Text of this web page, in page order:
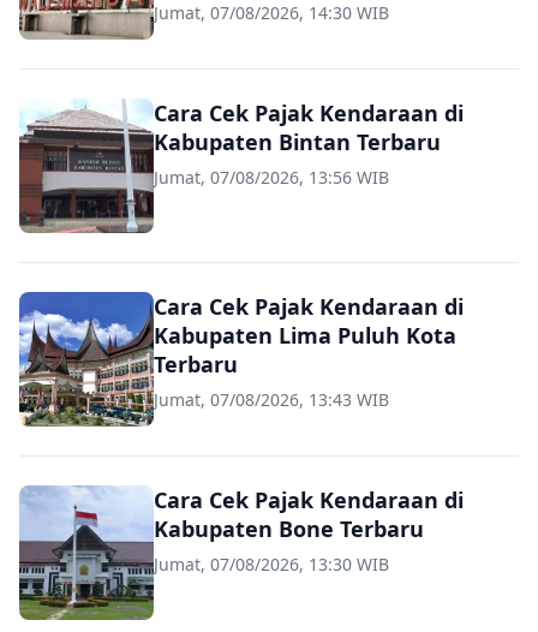
Jumat, 07/08/2026, 14:30 WIB
Cara Cek Pajak Kendaraan di
Kabupaten Bintan Terbaru
Jumat, 07/08/2026, 13:56 WIB
Cara Cek Pajak Kendaraan di
Kabupaten Lima Puluh Kota
Terbaru
Jumat, 07/08/2026, 13:43 WIB
Cara Cek Pajak Kendaraan di
Kabupaten Bone Terbaru
Jumat, 07/08/2026, 13:30 WIB